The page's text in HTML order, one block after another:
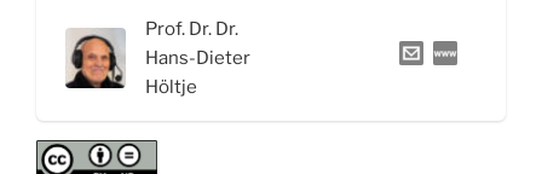
steuern“
Prof. Dr. Dr.
Hans-Dieter
Höltje